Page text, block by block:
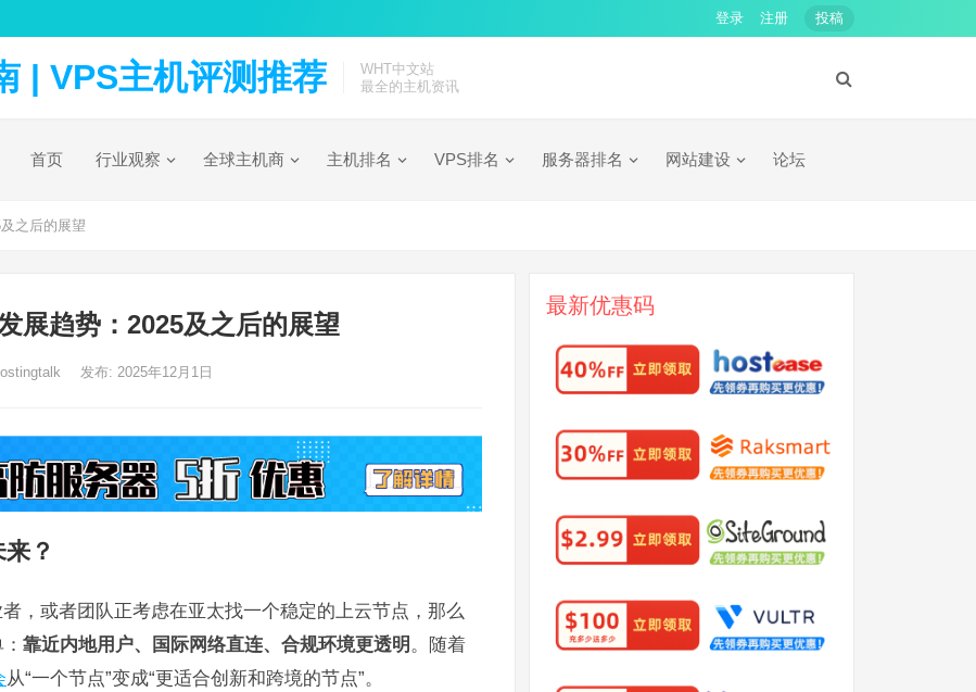
登录 注册 投稿
| VPS主机评测推荐
WHT中文站
最全的主机资讯
首页 行业观察 全球主机商 主机排名 VPS排名 服务器排名 网站建设 论坛
之后的展望
展趋势：2025及之后的展望
发布: 2025年12月1日
？
，或者团队正考虑在亚太找一个稳定的上云节点，那么
靠近内地用户、国际网络直连、合规环境更透明 。随着
从“一个节点”变成“更适合创新和跨境的节点”。
最新优惠码